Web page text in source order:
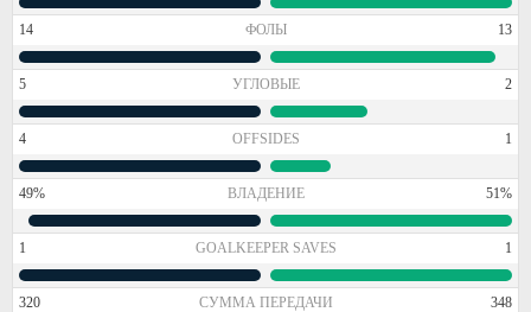
14 ФОЛЫ 13
5 УГЛОВЫЕ 2
4 OFFSIDES 1
49% ВЛАДЕНИЕ 51%
1 GOALKEEPER SAVES 1
320 СУММА ПЕРЕДАЧИ 348